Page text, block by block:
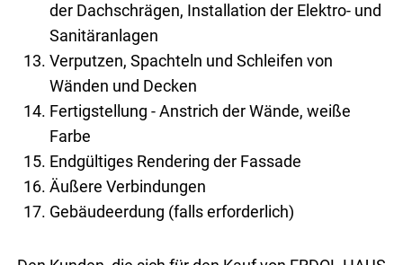
der Dachschrägen, Installation der Elektro- und
Sanitäranlagen
Verputzen, Spachteln und Schleifen von
Wänden und Decken
Fertigstellung - Anstrich der Wände, weiße
Farbe
Endgültiges Rendering der Fassade
Äußere Verbindungen
Gebäudeerdung (falls erforderlich)